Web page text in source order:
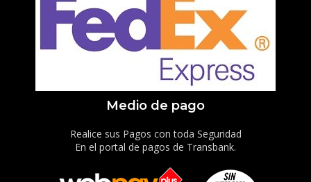
Medio de pago
Realice sus Pagos con toda Seguridad
En el portal de pagos de Transbank.